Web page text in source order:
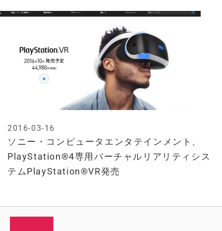
ソニー・コンピュータエンタテインメント、
PlayStation®4専用バーチャルリアリティシス
テムPlayStation®VR発売
2016-03-16